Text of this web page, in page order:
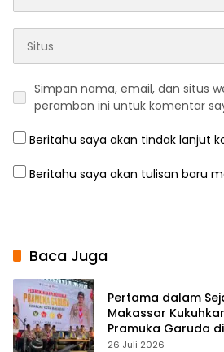
Simpan nama, email, dan situs
peramban ini untuk komentar
Beritahu saya akan tindak lanjut
Beritahu saya akan tulisan baru
Baca Juga
Pertama dalam
Makassar
Pramuka Garuda
26 Juli 2026